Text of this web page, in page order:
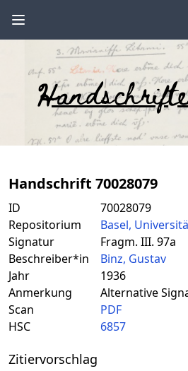
Handschrift 70028079
ID
70028079
Repositorium
Basel,
Signatur
Fragm. III. 97a
Beschreiber*in
Binz, Gustav
Jahr
1936
Anmerkung
Alternative
Scan
PDF
HSC
6857
Zitiervorschlag